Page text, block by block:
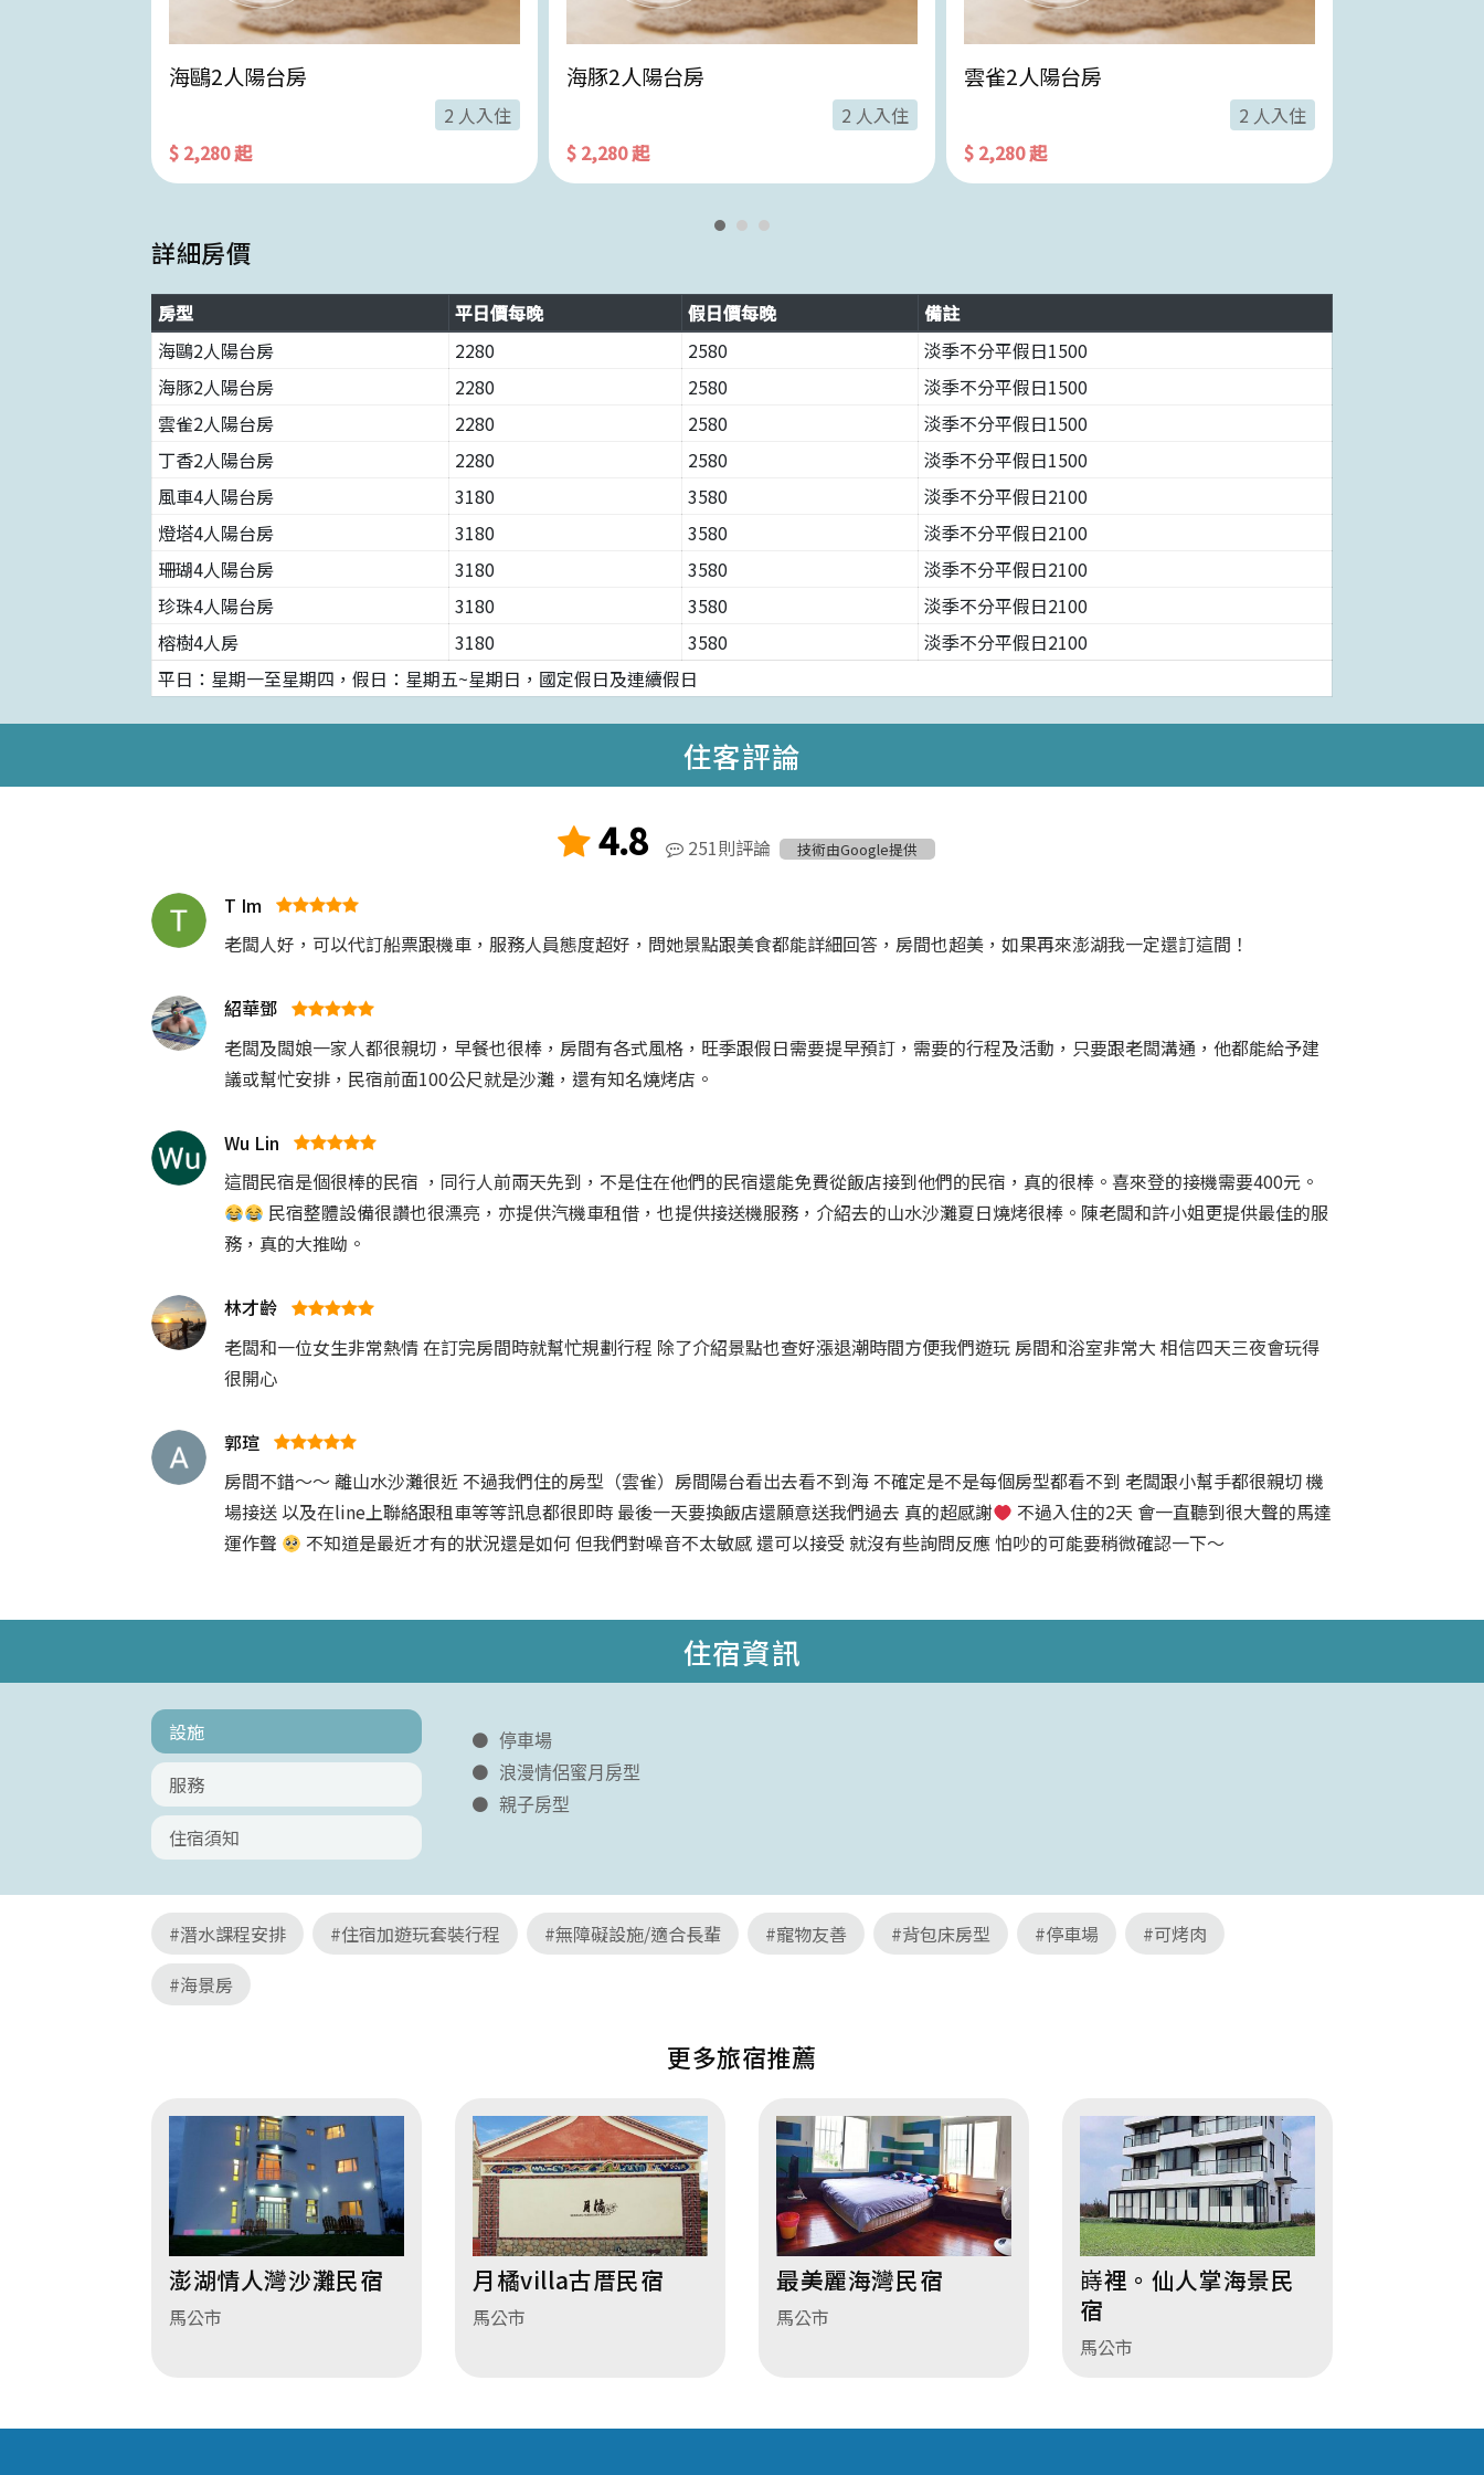
海鷗2人陽台房
2 人入住
$ 2,280 起
海豚2人陽台房
2 人入住
$ 2,280 起
雲雀2人陽台房
2 人入住
$ 2,280 起
詳細房價
房型 平日價每晚 假日價每晚
備註
海鷗2人陽台房
2280 2580
淡季不分平假日1500
海豚2人陽台房
2280 2580
淡季不分平假日1500
雲雀2人陽台房
2280 2580
淡季不分平假日1500
丁香2人陽台房
2280 2580
淡季不分平假日1500
風車4人陽台房
3180 3580
淡季不分平假日2100
燈塔4人陽台房
3180 3580
淡季不分平假日2100
珊瑚4人陽台房
3180 3580
淡季不分平假日2100
珍珠4人陽台房
3180 3580
淡季不分平假日2100
榕樹4人房
3180 3580
淡季不分平假日2100
平日：星期一至星期四，假日：星期五~星期日，國定假日及連續假日
住客評論
4.8 251則評論 技術由Google提供
T Im
老闆人好，可以代訂船票跟機車，服務人員態度超好，問她景點跟美食都能詳細回答，房間也超美，如果再來澎湖我一定還訂這間！
紹華鄧
老闆及闆娘一家人都很親切，早餐也很棒，房間有各式風格，旺季跟假日需要提早預訂，需要的行程及活動，只要跟老闆溝通，他都能給予建
議或幫忙安排，民宿前面100公尺就是沙灘，還有知名燒烤店。
Wu Lin
這間民宿是個很棒的民宿 ，同行人前兩天先到，不是住在他們的民宿還能免費從飯店接到他們的民宿，真的很棒。喜來登的接機需要400元。
民宿整體設備很讚也很漂亮，亦提供汽機車租借，也提供接送機服務，介紹去的山水沙灘夏日燒烤很棒。陳老闆和許小姐更提供最佳的服
務，真的大推呦。
林才齡
老闆和一位女生非常熱情 在訂完房間時就幫忙規劃行程 除了介紹景點也查好漲退潮時間方便我們遊玩 房間和浴室非常大 相信四天三夜會玩得
很開心
郭瑄
房間不錯～～ 離山水沙灘很近 不過我們住的房型（雲雀）房間陽台看出去看不到海 不確定是不是每個房型都看不到 老闆跟小幫手都很親切 機
場接送 以及在line上聯絡跟租車等等訊息都很即時 最後一天要換飯店還願意送我們過去 真的超感謝
不過入住的2天 會一直聽到很大聲的馬達
運作聲
不知道是最近才有的狀況還是如何 但我們對噪音不太敏感 還可以接受 就沒有些詢問反應 怕吵的可能要稍微確認一下～
住宿資訊
設施
服務
住宿須知
停車場
浪漫情侶蜜月房型
親子房型
#潛水課程安排 #住宿加遊玩套裝行程 #無障礙設施/適合長輩 #寵物友善 #背包床房型 #停車場
#可烤肉
#海景房
更多旅宿推薦
澎湖情人灣沙灘民宿
馬公市
月橘villa古厝民宿
馬公市
最美麗海灣民宿
馬公市
嵵裡。仙人掌海景民
宿
馬公市